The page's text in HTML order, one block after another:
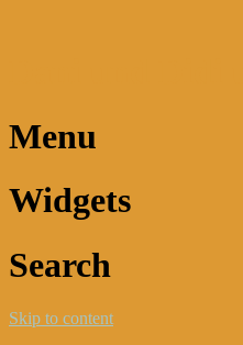
Menu
Widgets
Search
Skip to content